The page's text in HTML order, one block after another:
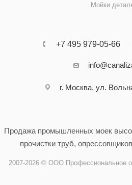
Мойки
+7 495 979-05-66
г. Москва, ул.
Продажа промышленных моек
прочистки труб,
2007-2026 © ООО Профессиональное